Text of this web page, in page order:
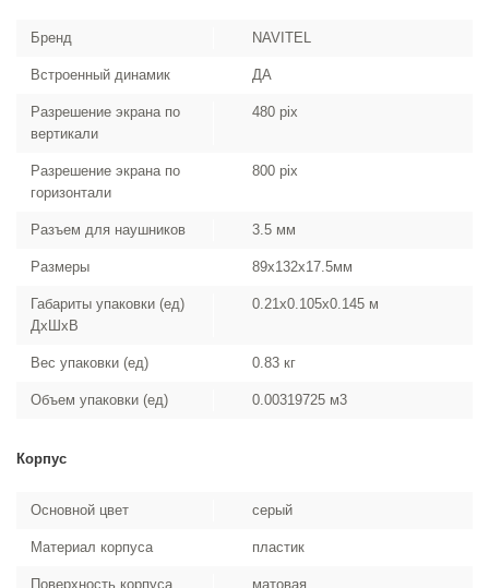
Бренд NAVITEL
Встроенный динамик ДА
Разрешение экрана по
вертикали
480 pix
Разрешение экрана по
горизонтали
800 pix
Разъем для наушников 3.5 мм
Размеры 89x132x17.5мм
Габариты упаковки (ед)
ДхШхВ
0.21x0.105x0.145 м
Вес упаковки (ед) 0.83 кг
Объем упаковки (ед) 0.00319725 м3
Корпус
Основной цвет серый
Материал корпуса пластик
Поверхность корпуса матовая